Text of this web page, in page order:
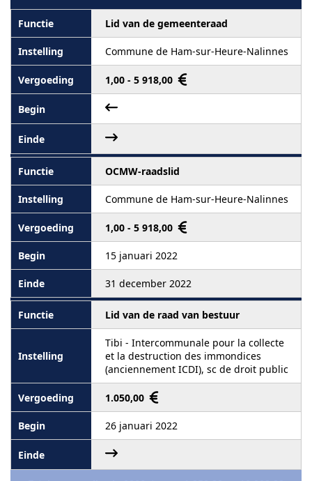
Lid van de gemeenteraad
Commune de Ham-sur-Heure-Nalinnes
1,00 - 5 918,00
OCMW-raadslid
Commune de Ham-sur-Heure-Nalinnes
1,00 - 5 918,00
15 januari 2022
31 december 2022
Lid van de raad van bestuur
Tibi - Intercommunale pour la collecte
et la destruction des immondices
(anciennement ICDI), sc de droit public
1.050,00
26 januari 2022